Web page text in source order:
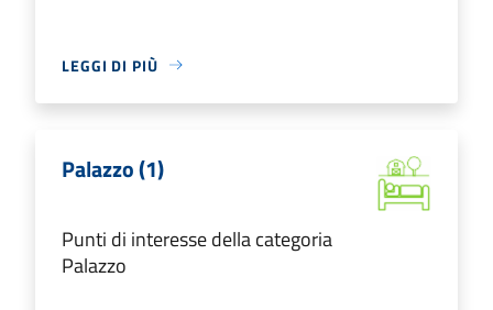
LEGGI DI PIÙ
Palazzo (1)
Punti di interesse della categoria
Palazzo